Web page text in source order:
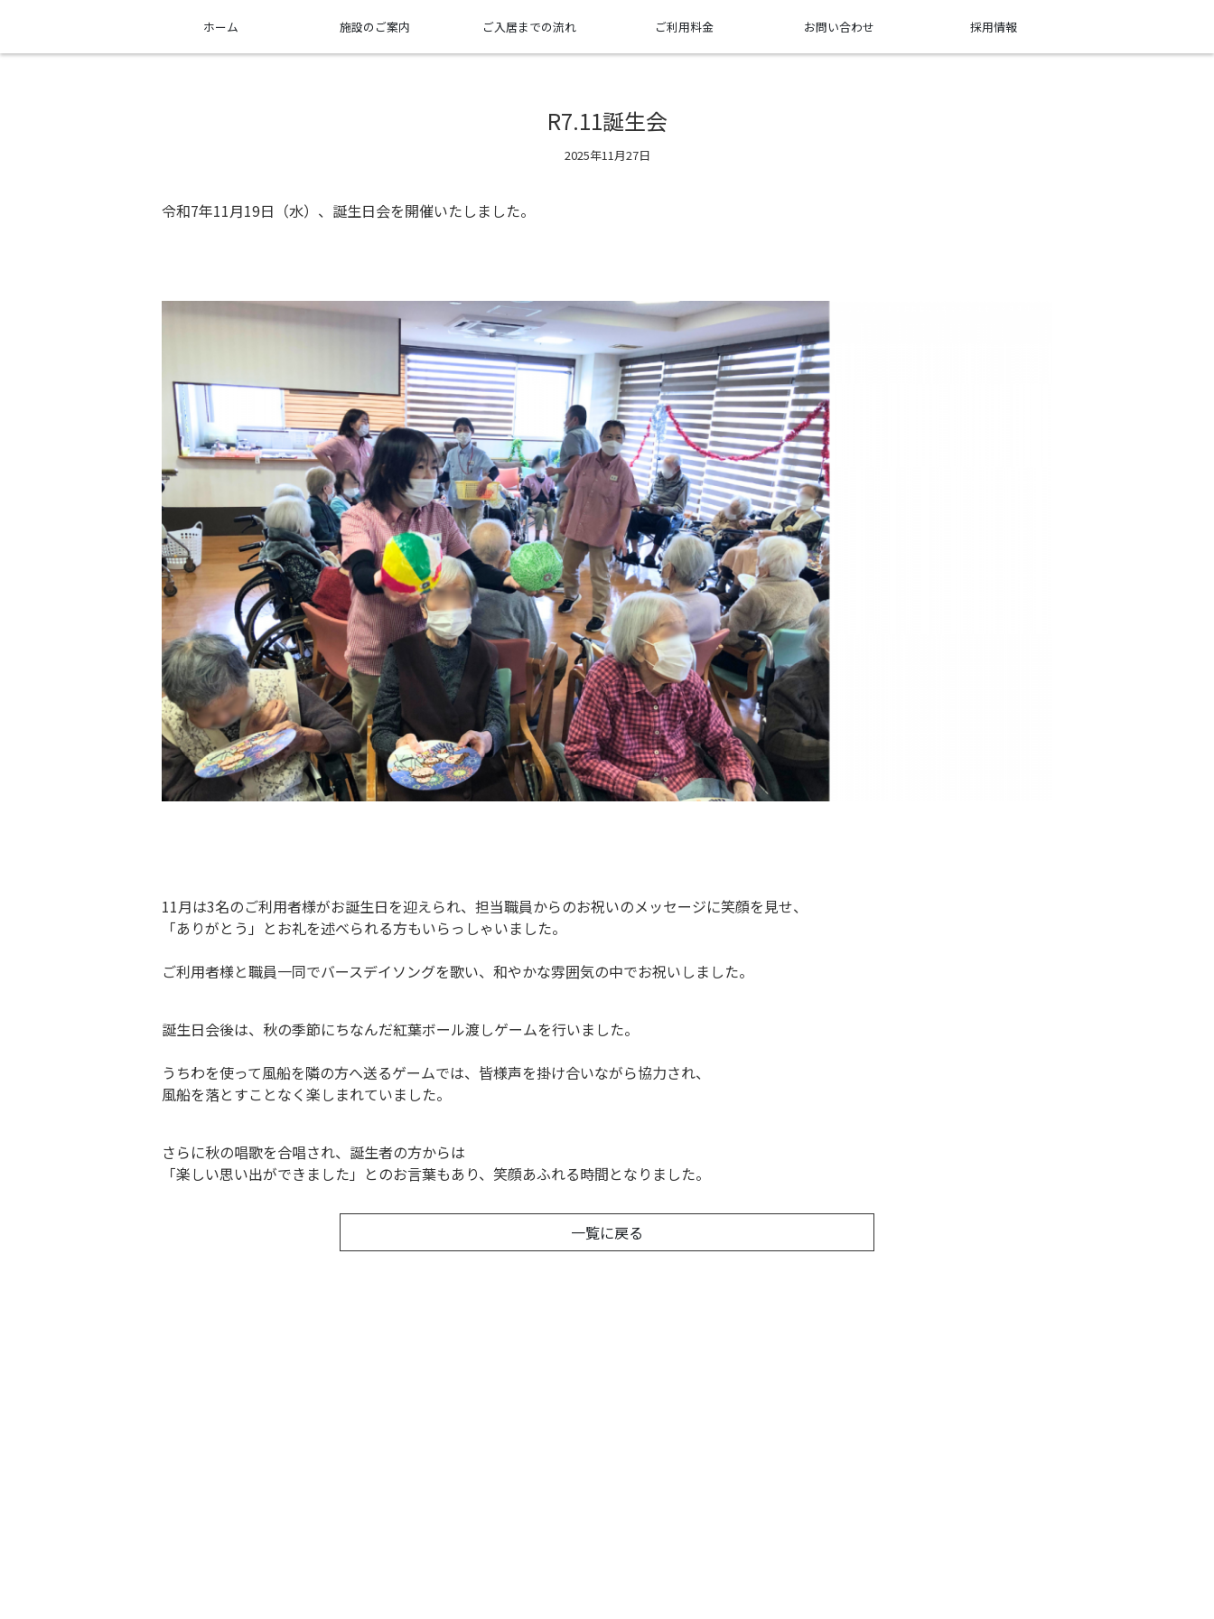
ホーム 施設のご案内 ご入居までの流れ ご利用料金 お問い合わせ 採用情報
R7.11誕生会
2025年11月27日
令和7年11月19日（水）、誕生日会を開催いたしました。
11月は3名のご利用者様がお誕生日を迎えられ、担当職員からのお祝いのメッセージに笑顔を見せ、
「ありがとう」とお礼を述べられる方もいらっしゃいました。
ご利用者様と職員一同でバースデイソングを歌い、和やかな雰囲気の中でお祝いしました。
誕生日会後は、秋の季節にちなんだ紅葉ボール渡しゲームを行いました。
うちわを使って風船を隣の方へ送るゲームでは、皆様声を掛け合いながら協力され、
風船を落とすことなく楽しまれていました。
さらに秋の唱歌を合唱され、誕生者の方からは
「楽しい思い出ができました」とのお言葉もあり、笑顔あふれる時間となりました。
一覧に戻る